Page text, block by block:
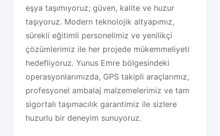
eşya taşımıyoruz; güven, kalite ve huzur
taşıyoruz. Modern teknolojik altyapımız,
sürekli eğitimli personelimiz ve yenilikçi
çözümlerimiz ile her projede mükemmeliyeti
hedefliyoruz. Yunus Emre bölgesindeki
operasyonlarımızda, GPS takipli araçlarımız,
profesyonel ambalaj malzemelerimiz ve tam
sigortalı taşımacılık garantimiz ile sizlere
huzurlu bir deneyim sunuyoruz.